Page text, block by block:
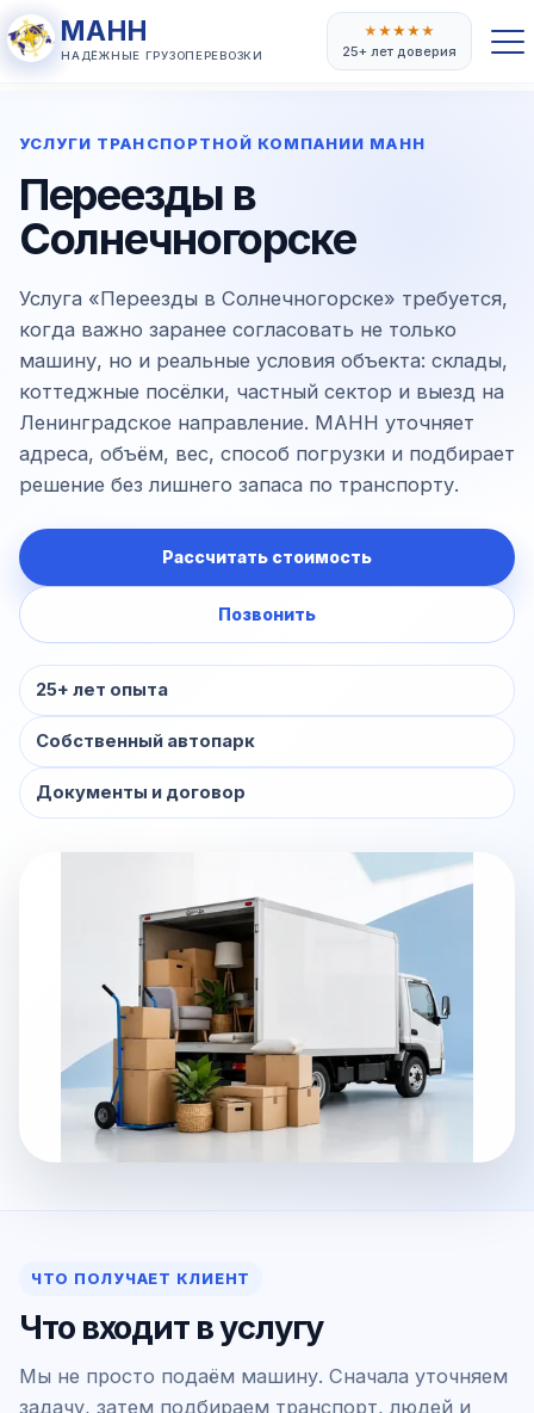
МАНН
НАДЁЖНЫЕ ГРУЗОПЕРЕВОЗКИ
★★★★★
25+ лет доверия
УСЛУГИ ТРАНСПОРТНОЙ КОМПАНИИ МАНН
Переезды в
Солнечногорске
Услуга «Переезды в Солнечногорске» требуется,
когда важно заранее согласовать не только
машину, но и реальные условия объекта: склады,
коттеджные посёлки, частный сектор и выезд на
Ленинградское направление. МАНН уточняет
адреса, объём, вес, способ погрузки и подбирает
решение без лишнего запаса по транспорту.
Рассчитать стоимость
Позвонить
25+ лет опыта
Собственный автопарк
Документы и договор
ЧТО ПОЛУЧАЕТ КЛИЕНТ
Что входит в услугу
Мы не просто подаём машину. Сначала уточняем
задачу, затем подбираем транспорт, людей и